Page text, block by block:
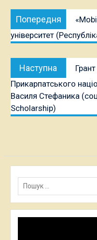
Навігація
записів
Попередня
університет
Наступна
Прикарпатського
Василя Стефаника
Scholarship)
Пошук: